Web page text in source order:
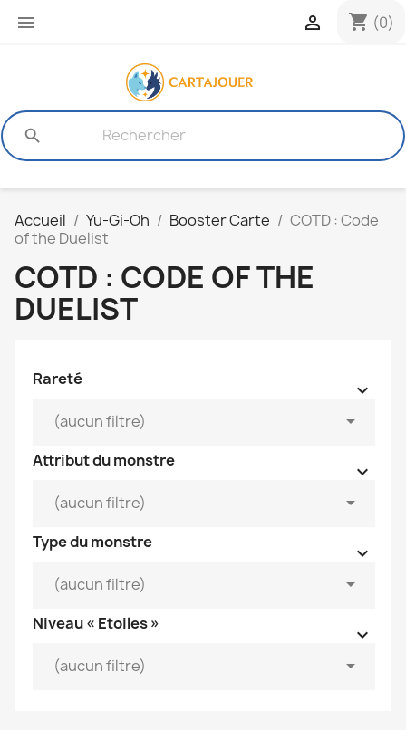
 shopping_cart (0)

search
Accueil Yu-Gi-Oh Booster Carte
COTD : Code
of the Duelist
COTD : CODE OF THE
DUELIST
Rareté

(aucun filtre) 
Attribut du monstre

(aucun filtre) 
Type du monstre

(aucun filtre) 
Niveau « Etoiles »

(aucun filtre) 